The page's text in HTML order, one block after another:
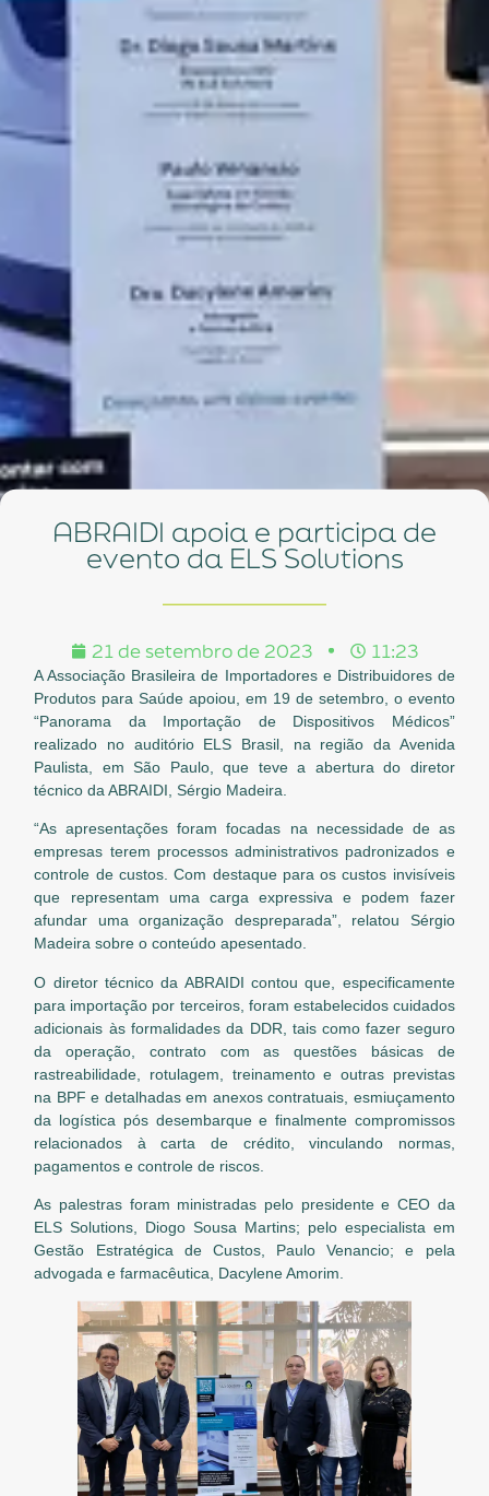
ABRAIDI apoia e participa de
evento da ELS Solutions
21 de setembro de 2023 11:23
A Associação Brasileira de Importadores e Distribuidores de
Produtos para Saúde apoiou, em 19 de setembro, o evento
“Panorama da Importação de Dispositivos Médicos”
realizado no auditório ELS Brasil, na região da Avenida
Paulista, em São Paulo, que teve a abertura do diretor
técnico da ABRAIDI, Sérgio Madeira.
“As apresentações foram focadas na necessidade de as
empresas terem processos administrativos padronizados e
controle de custos. Com destaque para os custos invisíveis
que representam uma carga expressiva e podem fazer
afundar uma organização despreparada”, relatou Sérgio
Madeira sobre o conteúdo apesentado.
O diretor técnico da ABRAIDI contou que, especificamente
para importação por terceiros, foram estabelecidos cuidados
adicionais às formalidades da DDR, tais como fazer seguro
da operação, contrato com as questões básicas de
rastreabilidade, rotulagem, treinamento e outras previstas
na BPF e detalhadas em anexos contratuais, esmiuçamento
da logística pós desembarque e finalmente compromissos
relacionados à carta de crédito, vinculando normas,
pagamentos e controle de riscos.
As palestras foram ministradas pelo presidente e CEO da
ELS Solutions, Diogo Sousa Martins; pelo especialista em
Gestão Estratégica de Custos, Paulo Venancio; e pela
advogada e farmacêutica, Dacylene Amorim.